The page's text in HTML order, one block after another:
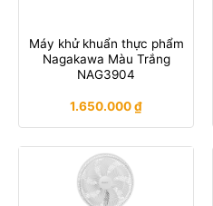
Máy khử khuẩn thực phẩm
Nagakawa Màu Trắng
NAG3904
1.650.000₫